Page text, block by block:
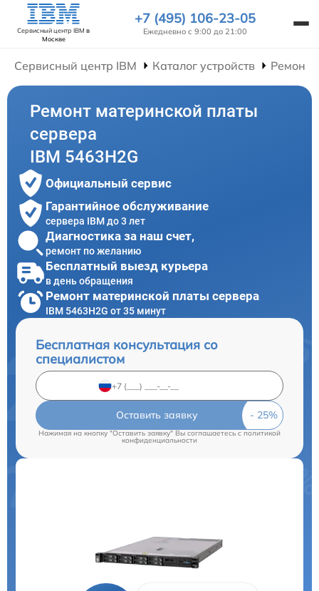
Сервисный центр IBM в
Москве
+7 (495) 106-23-05
Ежедневно с 9:00 до 21:00
Сервисный центр IBM Каталог устройств Ремонт
Ремонт материнской платы
сервера
IBM 5463H2G
Официальный сервис
Гарантийное обслуживание
сервера IBM до 3 лет
Диагностика за наш счет,
ремонт по желанию
Бесплатный выезд курьера
в день обращения
Ремонт материнской платы сервера
IBM 5463H2G от 35 минут
Бесплатная консультация со
специалистом
Оставить заявку
Нажимая на кнопку "Оставить заявку" Вы соглашаетесь c политикой
конфиденциальности